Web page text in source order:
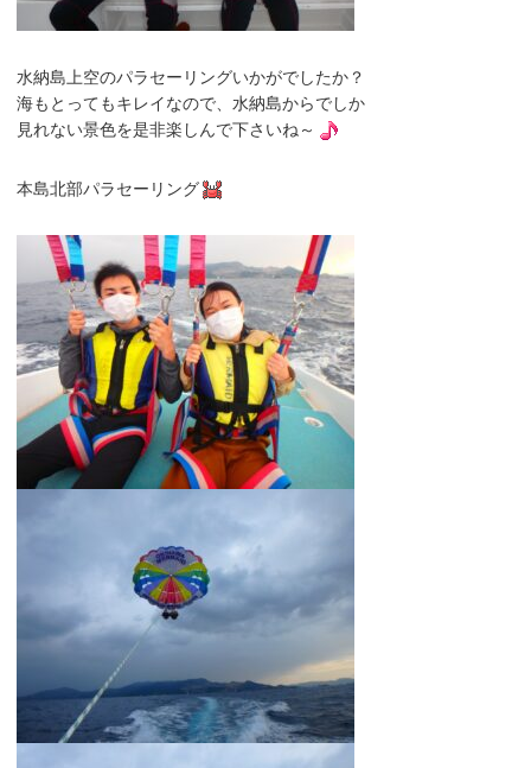
水納島上空のパラセーリングいかがでしたか？
海もとってもキレイなので、水納島からでしか
見れない景色を是非楽しんで下さいね～
本島北部パラセーリング